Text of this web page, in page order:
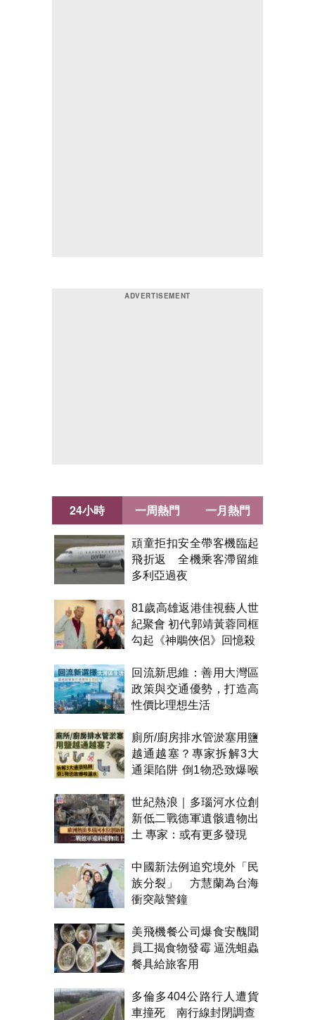
24小時
頑童拒扣安全帶客機臨起
飛折返 全機乘客滯留維
多利亞過夜
81歲高雄返港佳視藝人世
紀聚會 初代郭靖黃蓉同框
勾起《神鵰俠侶》回憶殺
回流新思維：善用大灣區
政策與交通優勢，打造高
性價比理想生活
廁所/廚房排水管淤塞用鹽
越通越塞？專家拆解3大
通渠陷阱 倒1物恐致爆喉
世紀熱浪｜多瑙河水位創
新低二戰德軍遺骸遺物出
土 專家：或有更多發現
中國新法例追究境外「民
族分裂」 方慧蘭為台海
衝突敲警鐘
美飛機餐公司爆食安醜聞
員工揭食物發霉 逼洗蛆蟲
餐具給旅客用
多倫多404公路行人遭貨
車撞死 南行線封閉調查
一周熱門 一月熱門